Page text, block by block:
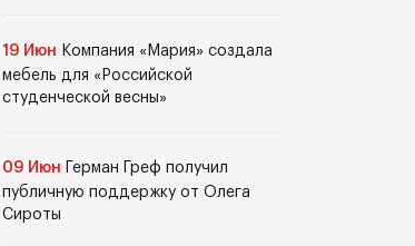
19 Июн Компания «Мария» создала
мебель для «Российской
студенческой весны»
09 Июн
Герман Греф получил
публичную поддержку от Олега
Сироты